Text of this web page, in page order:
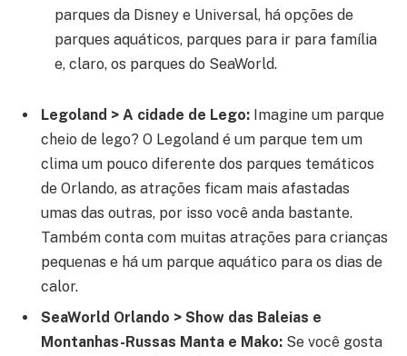
parques da Disney e Universal, há opções de
parques aquáticos, parques para ir para família
e, claro, os parques do SeaWorld.
Legoland > A cidade de Lego: Imagine um parque
cheio de lego? O Legoland é um parque tem um
clima um pouco diferente dos parques temáticos
de Orlando, as atrações ficam mais afastadas
umas das outras, por isso você anda bastante.
Também conta com muitas atrações para crianças
pequenas e há um parque aquático para os dias de
calor.
SeaWorld Orlando > Show das Baleias e
Montanhas-Russas Manta e Mako: Se você gosta